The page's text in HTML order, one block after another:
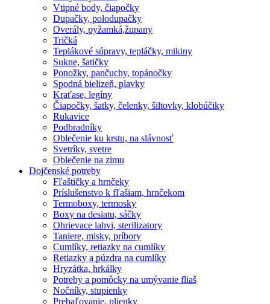
Vtipné body, čiapočky
Dupačky, polodupačky
Overály, pyžamká,župany
Tričká
Teplákové súpravy, tepláčky, mikiny
Sukne, šatičky
Ponožky, pančuchy, topánočky
Spodná bielizeň, plavky
Kraťase, legíny
Čiapočky, šatky, čelenky, šiltovky, klobúčiky
Rukavice
Podbradníky
Oblečenie ku krstu, na slávnosť
Svetríky, svetre
Oblečenie na zimu
Dojčenské potreby
Fľaštičky a hrnčeky
Príslušenstvo k fľašiam, hrnčekom
Termoboxy, termosky
Boxy na desiatu, sáčky
Ohrievace lahvi, sterilizatory
Taniere, misky, príbory
Cumlíky, retiazky na cumlíky
Retiazky a púzdra na cumlíky
Hryzátka, hrkálky
Potreby a pomôcky na umývanie fliaš
Nočníky, stupienky
Prebaľovanie, plienky